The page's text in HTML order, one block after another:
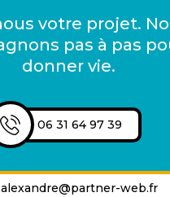
votre projet.
pas à pas
donner vie.
06 31 64 97 39
alexandre@partner-web.fr